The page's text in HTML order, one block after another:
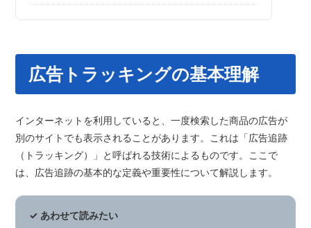
広告トラッキングの基本理解
インターネットを利用していると、一度検索した商品の広告が
別のサイトでも表示されることがあります。これは「広告追跡
（トラッキング）」と呼ばれる技術によるものです。ここで
は、広告追跡の基本的な定義や重要性について解説します。
✓ あわせて読みたい